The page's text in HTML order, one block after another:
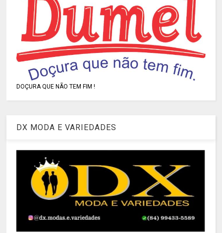
DOÇURA QUE NÃO TEM FIM !
DX MODA E VARIEDADES